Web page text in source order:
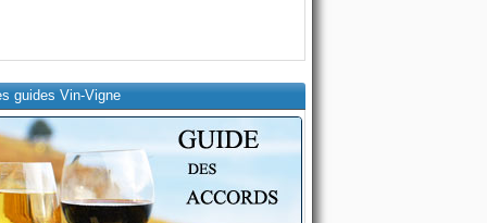
guides Vin-Vigne